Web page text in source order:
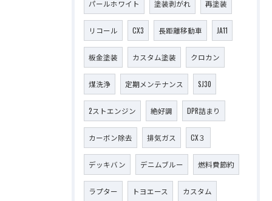
パールホワイト 塗装剥がれ 再塗装
リコール CX3 長距離移動車 JA11
板金塗装 カスタム塗装 クロカン
煤洗浄 定期メンテナンス SJ30
2ストエンジン 絶好調 DPR詰まり
カーボン除去 排気ガス CX３
デッキバン デニムブルー 燃料費節約
ラプター トヨエース カスタム